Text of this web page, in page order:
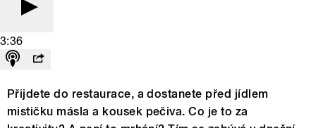
3:36
Přijdete do restaurace, a dostanete před jídlem
mističku másla a kousek pečiva. Co je to za